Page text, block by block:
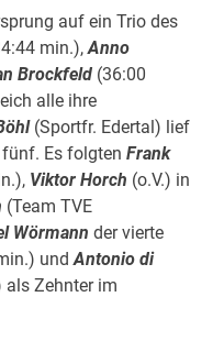
auf ein Trio des
min.),Anno
Brockfeld (36:00
alle ihre
(Sportfr. Edertal) lief
fünf. Es folgtenFrank
Viktor Horch (o.V.) in
(Team TVE
Wörmann der vierte
undAntonio di
als Zehnter im